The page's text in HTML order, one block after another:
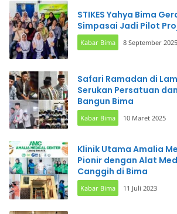
STIKES Yahya Bima
Simpasai Jadi Pilot
Kabar Bima 8 September 2025
Safari Ramadan di
Serukan Persatuan
Bangun Bima
Kabar Bima 10 Maret 2025
Klinik Utama Amalia
Pionir dengan Alat
Canggih di Bima
Kabar Bima 11 Juli 2023